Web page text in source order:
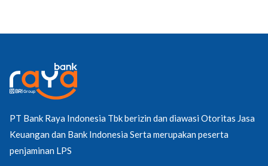
PT Bank Raya Indonesia Tbk berizin dan diawasi Otoritas Jasa
Keuangan dan Bank Indonesia Serta merupakan peserta
penjaminan LPS